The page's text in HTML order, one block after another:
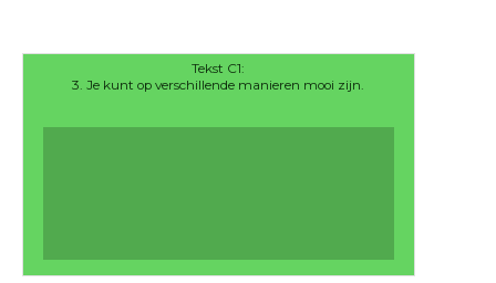
Tekst C1:
3. Je kunt op verschillende manieren mooi zijn.